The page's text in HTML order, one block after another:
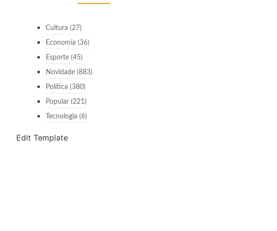
Cultura (27)
Economia (36)
Esporte(45)
Novidade(883)
Política (380)
Popular(221)
Tecnologia (6)
Edit Template